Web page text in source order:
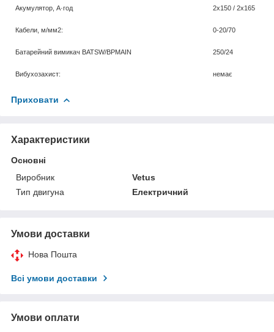
Акумулятор, А·год 2х150 / 2х165
Кабели ,м/мм2: 0-20/70
Батарейний вимикач BATSW/BPMAIN 250/24
Вибухозахист: немає
Приховати
Характеристики
Основні
Виробник
Vetus
Тип двигуна
Електричний
Умови доставки
Нова Пошта
Всі умови доставки
Умови оплати